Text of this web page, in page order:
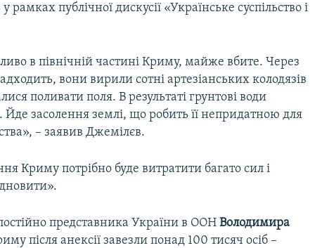
рамках публічної дискусії «Українське суспільство і
в північній частині Криму, майже вбите. Через
вони вирили сотні артезіанських колодязів
поливати поля. В результаті грунтові води
Йде засолення землі, що робить її непридатною для
– заявив Джемілєв.
Криму потрібно буде витратити багато сил і
представника України в ООНВолодимира
після анексії завезли понад 100 тисяч осіб –